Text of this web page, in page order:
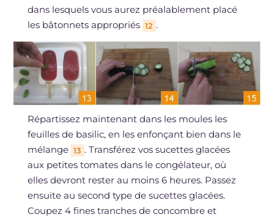
dans lesquels vous aurez préalablement placé
les bâtonnets appropriés 12 .
Répartissez maintenant dans les moules les
feuilles de basilic, en les enfonçant bien dans le
mélange 13 . Transférez vos sucettes glacées
aux petites tomates dans le congélateur, où
elles devront rester au moins 6 heures. Passez
ensuite au second type de sucettes glacées.
Coupez 4 fines tranches de concombre et